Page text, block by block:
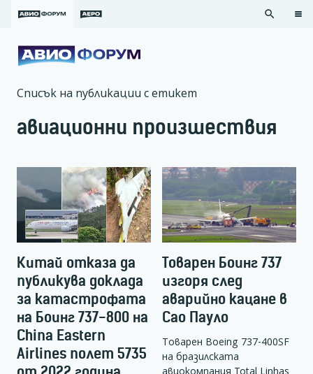
search
Списък на публикации с етикет
авиационни произшествия
Китай отказа да
публикува доклада
за катастрофата
на Боинг 737-800 на
China Eastern
Airlines полет 5735
Товарен Боинг 737
изгоря след
аварийно кацане в
Сао Пауло
Товарен Boeing 737-400SF
на бразилската
авиокомпания Total Linhas